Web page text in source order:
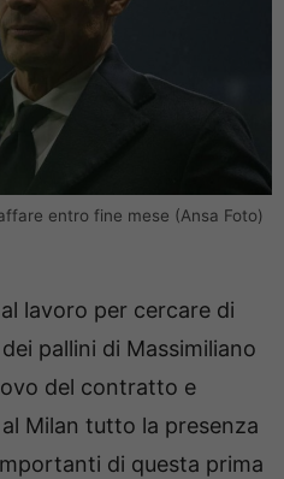
entro fine mese (Ansa Foto)
lavoro per cercare di
pallini di Massimiliano
del contratto e
Milan tutto la presenza
di questa prima